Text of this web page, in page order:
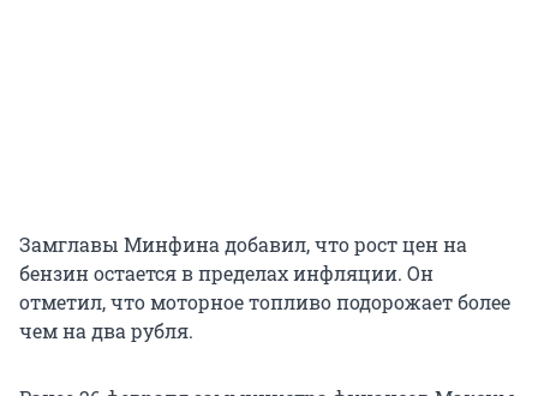
Замглавы Минфина добавил, что рост цен на
бензин остается в пределах инфляции. Он
отметил, что моторное топливо подорожает более
чем на два рубля.